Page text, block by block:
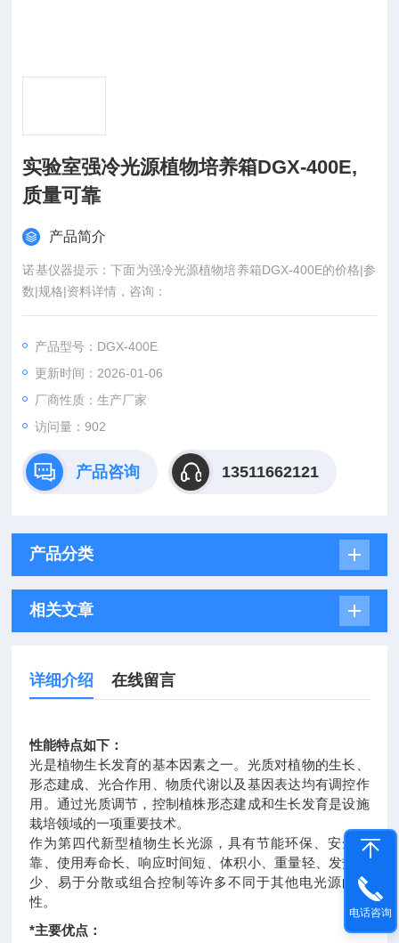
实验室强冷光源植物培养箱DGX-400E,
质量可靠
产品简介
诺基仪器提示：下面为强冷光源植物培养箱DGX-400E的价格|参
数|规格|资料详情，咨询：
产品型号：DGX-400E
更新时间：2026-01-06
厂商性质：生产厂家
访问量：902
产品咨询 13511662121
产品分类
相关文章
详细介绍 在线留言
性能特点如下：
光是植物生长发育的基本因素之一。光质对植物的生长、
形态建成、光合作用、物质代谢以及基因表达均有调控作
用。通过光质调节，控制植株形态建成和生长发育是设施
栽培领域的一项重要技术。
作为第四代新型植物生长光源，具有节能环保、安全可
靠、使用寿命长、响应时间短、体积小、重量轻、发热量
少、易于分散或组合控制等许多不同于其他电光源的特
性。
*主要优点：
电话咨询